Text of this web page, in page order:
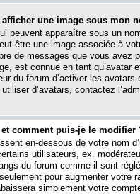
une image sous mon
peuvent apparaître sous un
être une image associée à
de messages que vous avez
est connue en tant qu’avatar
du forum d’activer les
d’avatars, contactez
comment puis-je le modifier
en-dessous de votre nom
utilisateurs, ex.
du forum comme il sont
pour augmenter votre
simplement votre